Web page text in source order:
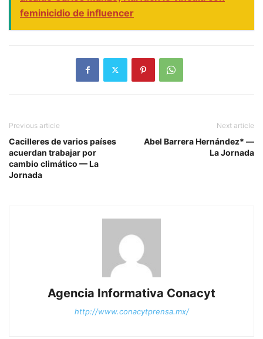
feminicidio de influencer
Previous article
Cacilleres de varios países
acuerdan trabajar por
cambio climático — La
Jornada
Next article
Abel Barrera Hernández* —
La Jornada
Agencia Informativa Conacyt
http://www.conacytprensa.mx/